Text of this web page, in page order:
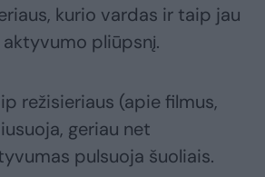
kurio vardas ir taip jau
pliūpsnį.
režisieriaus (apie filmus,
geriau net
pulsuoja šuoliais.